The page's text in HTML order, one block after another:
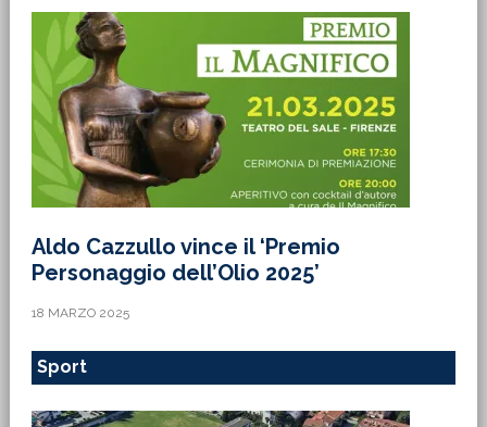
Aldo Cazzullo vince il ‘Premio
Personaggio dell’Olio 2025’
18 MARZO 2025
Sport